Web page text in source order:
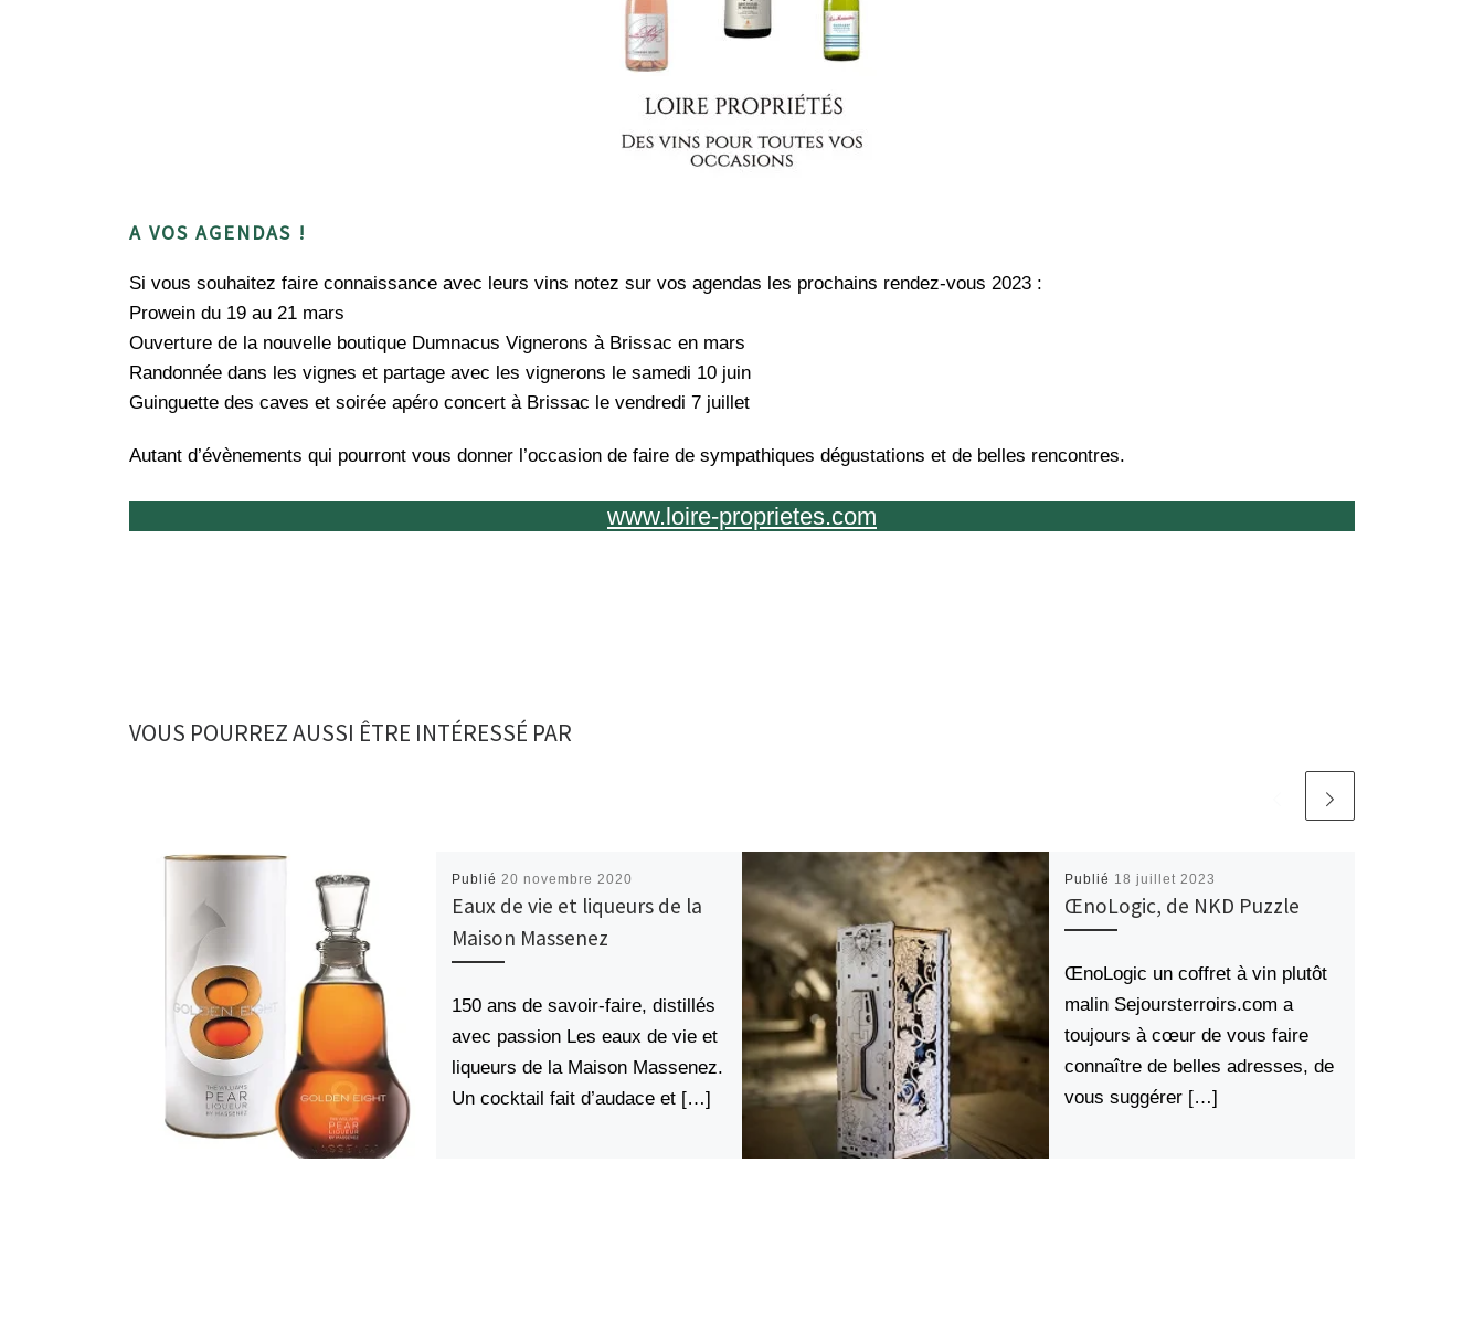
A VOS AGENDAS !
Si vous souhaitez faire connaissance avec leurs vins notez sur vos agendas les prochains rendez-vous 2023 :
Prowein du 19 au 21 mars
Ouverture de la nouvelle boutique Dumnacus Vignerons à Brissac en mars
Randonnée dans les vignes et partage avec les vignerons le samedi 10 juin
Guinguette des caves et soirée apéro concert à Brissac le vendredi 7 juillet
Autant d’évènements qui pourront vous donner l’occasion de faire de sympathiques dégustations et de belles rencontres.
www.loire-proprietes.com
VOUS POURREZ AUSSI ÊTRE INTÉRESSÉ PAR
Publié 20 novembre 2020
Eaux de vie et liqueurs de la
Maison Massenez
150 ans de savoir-faire, distillés
avec passion Les eaux de vie et
liqueurs de la Maison Massenez.
Un cocktail fait d’audace et […]
Publié 18 juillet 2023
ŒnoLogic, de NKD Puzzle
ŒnoLogic un coffret à vin plutôt
malin Sejoursterroirs.com a
toujours à cœur de vous faire
connaître de belles adresses, de
vous suggérer […]